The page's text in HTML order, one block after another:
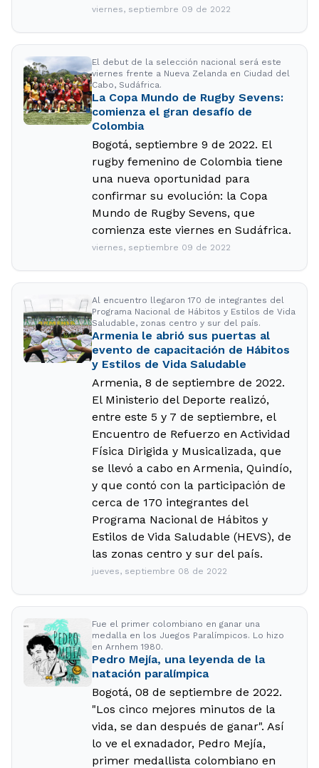
viernes, septiembre 09 de 2022
El debut de la selección nacional será este
viernes frente a Nueva Zelanda en Ciudad del
Cabo, Sudáfrica.
La Copa Mundo de Rugby Sevens:
comienza el gran desafío de
Colombia
Bogotá, septiembre 9 de 2022. El
rugby femenino de Colombia tiene
una nueva oportunidad para
confirmar su evolución: la Copa
Mundo de Rugby Sevens, que
comienza este viernes en Sudáfrica.
viernes, septiembre 09 de 2022
Al encuentro llegaron 170 de integrantes del
Programa Nacional de Hábitos y Estilos de Vida
Saludable, zonas centro y sur del país.
Armenia le abrió sus puertas al
evento de capacitación de Hábitos
y Estilos de Vida Saludable
Armenia, 8 de septiembre de 2022.
El Ministerio del Deporte realizó,
entre este 5 y 7 de septiembre, el
Encuentro de Refuerzo en Actividad
Física Dirigida y Musicalizada, que
se llevó a cabo en Armenia, Quindío,
y que contó con la participación de
cerca de 170 integrantes del
Programa Nacional de Hábitos y
Estilos de Vida Saludable (HEVS), de
las zonas centro y sur del país.
jueves, septiembre 08 de 2022
Fue el primer colombiano en ganar una
medalla en los Juegos Paralímpicos. Lo hizo
en Arnhem 1980.
Pedro Mejía, una leyenda de la
natación paralímpica
Bogotá, 08 de septiembre de 2022.
"Los cinco mejores minutos de la
vida, se dan después de ganar". Así
lo ve el exnadador, Pedro Mejía,
primer medallista colombiano en